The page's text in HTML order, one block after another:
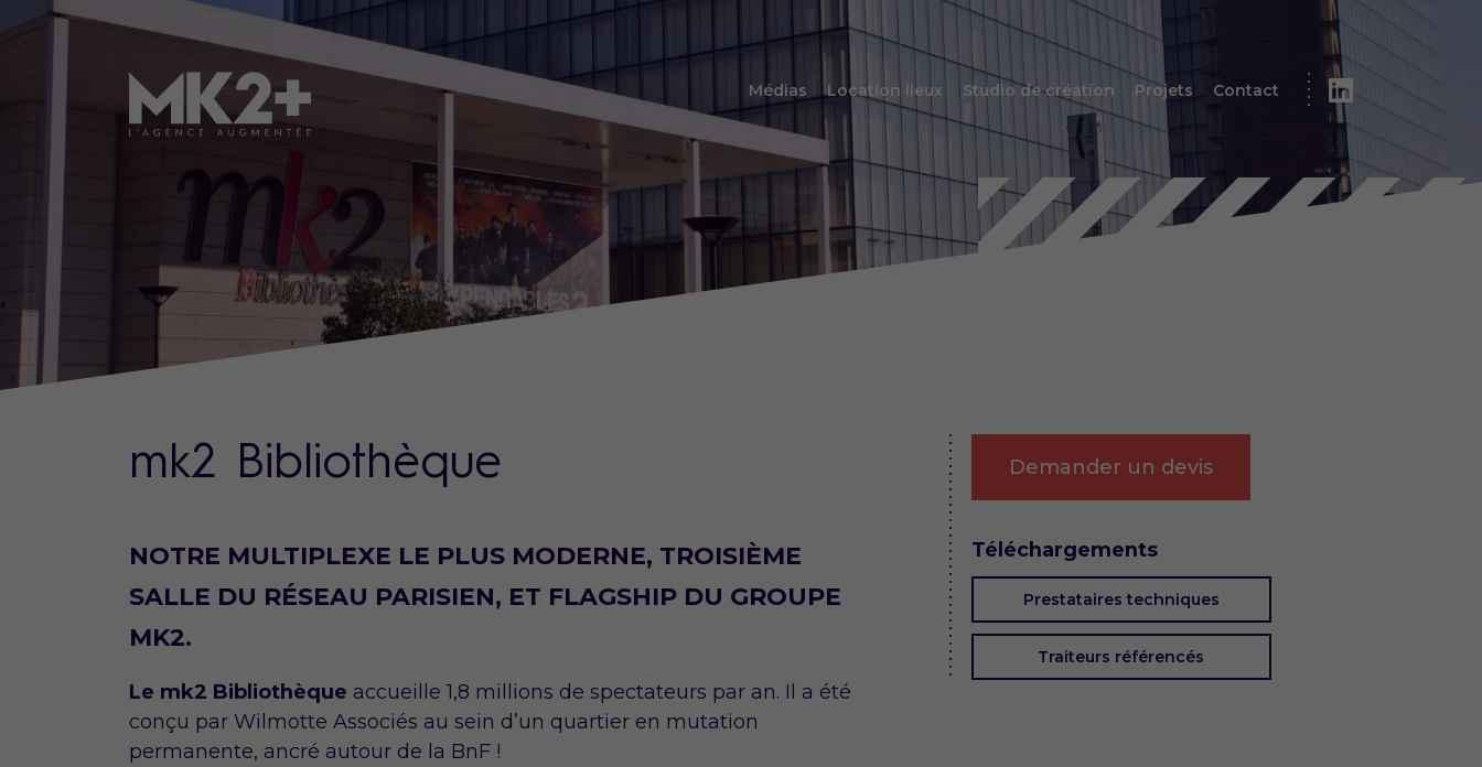
Médias Location lieux Studio de création Projets Contact
mk2 Bibliothèque
NOTRE MULTIPLEXE LE PLUS MODERNE, TROISIÈME
SALLE DU RÉSEAU PARISIEN, ET FLAGSHIP DU GROUPE
MK2.
Le mk2 Bibliothèque accueille 1,8 millions de spectateurs par an. Il a été
conçu par Wilmotte Associés au sein d’un quartier en mutation
permanente, ancré autour de la BnF !
Demander un devis
Téléchargements
Prestataires techniques
Traiteurs référencés